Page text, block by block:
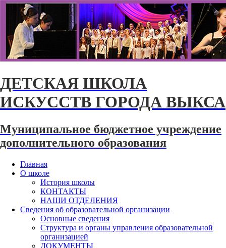
ДЕТСКАЯ ШКОЛА
ИСКУССТВ ГОРОДА ВЫКСА
Муниципальное бюджетное учреждение
дополнительного образования
Главная
О школе
История школы
КОНТАКТЫ
НАШИ ОТДЕЛЕНИЯ
Сведения об образовательной организации
Основные сведения
Структура и органы управления образовательной
организацией
ДОКУМЕНТЫ